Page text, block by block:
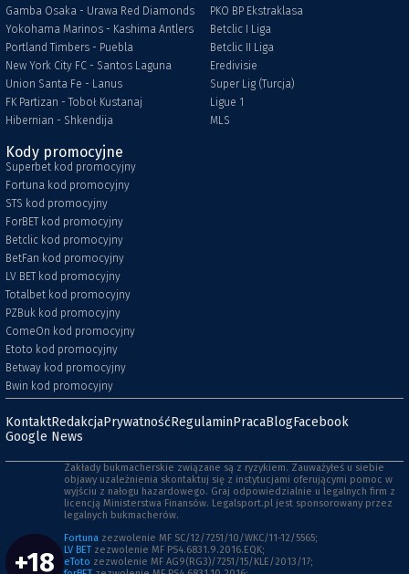
Gamba Osaka - Urawa Red Diamonds
Yokohama Marinos - Kashima Antlers
Portland Timbers - Puebla
New York City FC - Santos Laguna
Union Santa Fe - Lanus
FK Partizan - Toboł Kustanaj
Hibernian - Shkendija
PKO BP Ekstraklasa
Betclic I Liga
Betclic II Liga
Eredivisie
Super Lig (Turcja)
Ligue 1
MLS
Kody promocyjne
Superbet kod promocyjny
Fortuna kod promocyjny
STS kod promocyjny
ForBET kod promocyjny
Betclic kod promocyjny
BetFan kod promocyjny
LV BET kod promocyjny
Totalbet kod promocyjny
PZBuk kod promocyjny
ComeOn kod promocyjny
Etoto kod promocyjny
Betway kod promocyjny
Bwin kod promocyjny
KontaktRedakcjaPrywatnośćRegulaminPracaBlogFacebook
Google News
+18
Zakłady bukmacherskie związane są z ryzykiem. Zauważyłeś u siebie
objawy uzależnienia skontaktuj się z instytucjami oferującymi pomoc w
wyjściu z nałogu hazardowego. Graj odpowiedzialnie u legalnych firm z
licencją Ministerstwa Finansów. Legalsport.pl jest sponsorowany przez
legalnych bukmacherów.
Fortuna zezwolenie MF SC/12/7251/10/WKC/11-12/5565;
LV BET zezwolenie MF PS4.6831.9.2016.EQK;
eToto zezwolenie MF AG9(RG3)/7251/15/KLE/2013/17;